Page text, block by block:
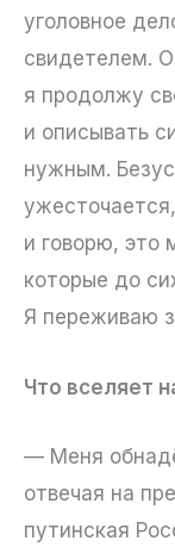
уголовное
свидетелем.
я продолжу
и описывать
нужным.
и говорю, это
которые до
Я переживаю
Что вселяет
— Меня
отвечая на
путинская